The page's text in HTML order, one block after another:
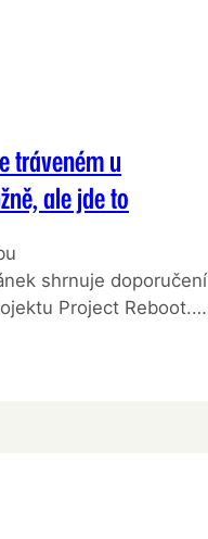
tráveném u
ale jde to
shrnuje doporučení
Project Reboot.
rada – jestli něco